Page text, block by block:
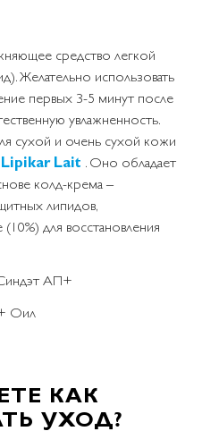
средство легкой
Желательно использовать
первых 3-5 минут после
увлажненность.
сухой и очень сухой кожи
Lipikar Lait . Оно обладает
колд-крема –
липидов,
для восстановления
АП+
Оил
КАК
УХОД?